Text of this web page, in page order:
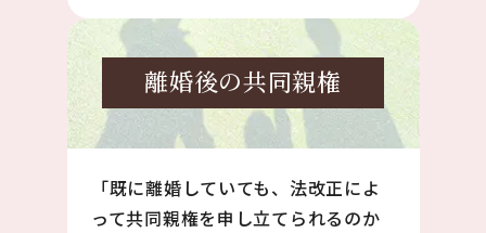
離婚後の共同親権
「既に離婚していても、法改正によ
って共同親権を申し立てられるのか